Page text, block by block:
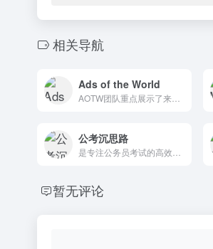
相关导航
Ads of the World
公考沉思路
暂无评论